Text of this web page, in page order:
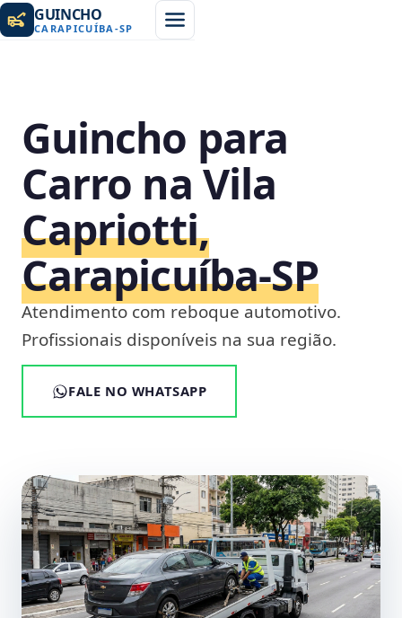
GUINCHO
CARAPICUÍBA -SP
Guincho para
Carro na Vila
Capriotti,
Carapicuíba‑SP
Atendimento com reboque automotivo.
Profissionais disponíveis na sua região.
FALE NO WHATSAPP